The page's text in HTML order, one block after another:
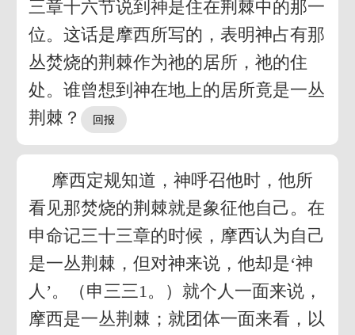
三章十六节说到神是住在荆棘中的那一
位。这话是摩西所写的，表明神占有那
丛焚烧的荆棘作为祂的居所，祂的住
处。谁曾想到神在地上的居所竟是一丛
荆棘？
摩西定规知道，神呼召他时，他所
看见那焚烧的荆棘就是象征他自己。在
申命记三十三章的时候，摩西认为自己
是一丛荆棘，但对神来说，他却是‘神
人’。（申三三1。）就个人一面来说，
摩西是一丛荆棘；就团体一面来看，以